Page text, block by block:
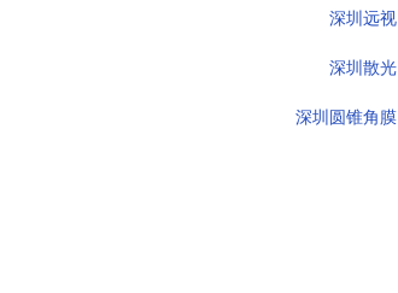
深圳远视
深圳散光
深圳圆锥角膜